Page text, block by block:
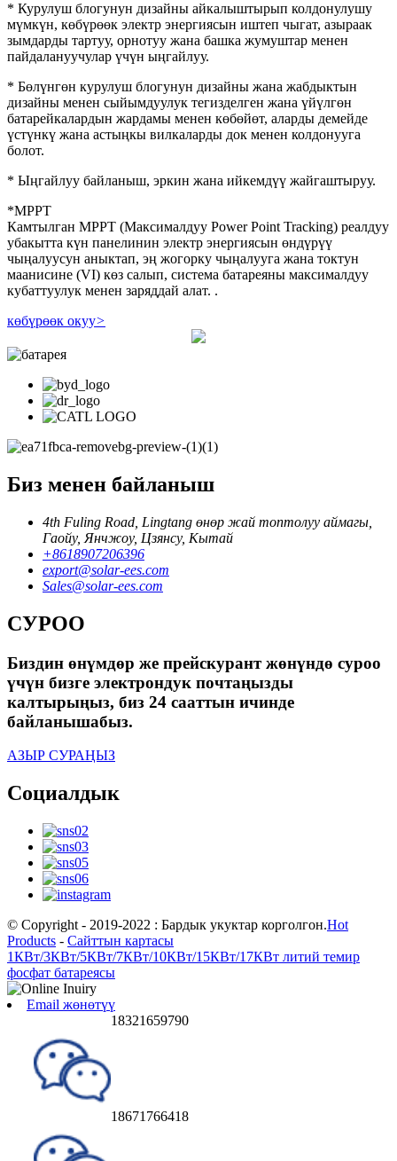
* Курулуш блогунун дизайны айкалыштырып колдонулушу
мүмкүн, көбүрөөк электр энергиясын иштеп чыгат, азыраак
зымдарды тартуу, орнотуу жана башка жумуштар менен
пайдалануучулар үчүн ыңгайлуу.
* Бөлүнгөн курулуш блогунун дизайны жана жабдыктын
дизайны менен сыйымдуулук тегизделген жана үйүлгөн
батарейкалардын жардамы менен көбөйөт, аларды демейде
үстүнкү жана астыңкы вилкаларды док менен колдонууга
болот.
* Ыңгайлуу байланыш, эркин жана ийкемдүү жайгаштыруу.
*MPPT
Камтылган MPPT (Максималдуу Power Point Tracking) реалдуу
убакытта күн панелинин электр энергиясын өндүрүү
чыңалуусун аныктап, эң жогорку чыңалууга жана токтун
маанисине (VI) көз салып, система батареяны максималдуу
кубаттуулук менен заряддай алат. .
көбүрөөк окуу>
Биз менен байланыш
4th Fuling Road, Lingtang өнөр жай топтолуу аймагы,
Гаойу, Янчжоу, Цзянсу, Кытай
+8618907206396
export@solar-ees.com
Sales@solar-ees.com
СУРОО
Биздин өнүмдөр же прейскурант жөнүндө суроо
үчүн бизге электрондук почтаңызды
калтырыңыз, биз 24 сааттын ичинде
байланышабыз.
АЗЫР СУРАҢЫЗ
Социалдык
© Copyright - 2019-2022 : Бардык укуктар корголгон.Hot
Products - Сайттын картасы
1КВт/3КВт/5КВт/7КВт/10КВт/15КВт/17КВт литий темир
фосфат батареясы
Email жөнөтүү
18321659790
18671766418